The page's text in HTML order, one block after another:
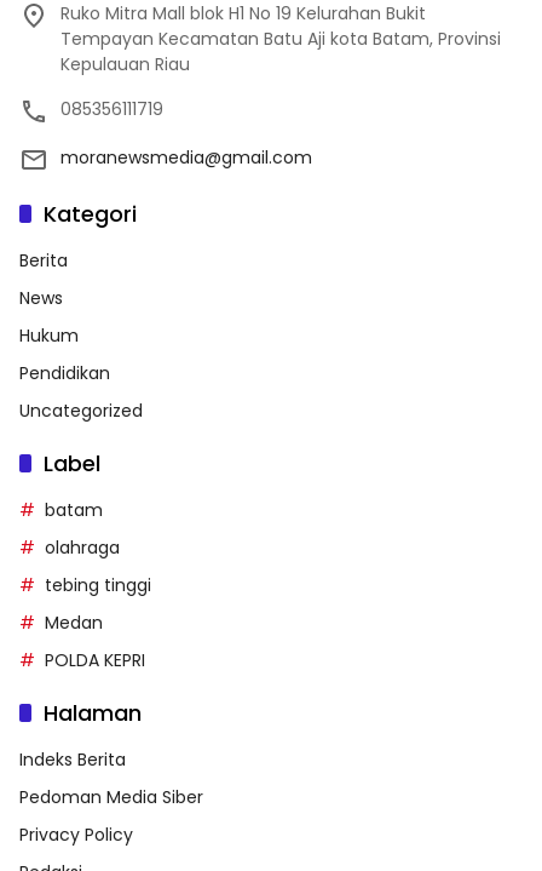
Ruko Mitra Mall blok H1 No 19 Kelurahan Bukit
Tempayan Kecamatan Batu Aji kota Batam, Provinsi
Kepulauan Riau
085356111719
moranewsmedia@gmail.com
Kategori
Berita
News
Hukum
Pendidikan
Uncategorized
Label
batam
olahraga
tebing tinggi
Medan
POLDA KEPRI
Halaman
Indeks Berita
Pedoman Media Siber
Privacy Policy